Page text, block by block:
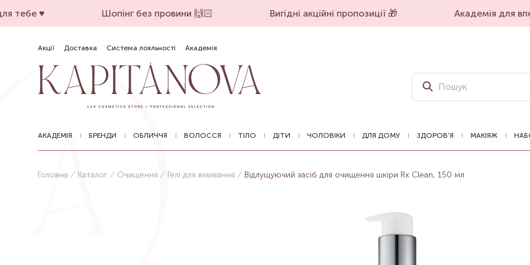
тебе ♥️ Шопінг без провини 🙌🏻 Вигідні акційні пропозиції 🎁 Академія для
Акції Доставка Система лояльності Академія
АКАДЕМІЯ БРЕНДИ ОБЛИЧЧЯ ВОЛОССЯ ТІЛО ДІТИ ЧОЛОВІКИ ДЛЯ ДОМУ ЗДОРОВ'Я МАКІЯЖ
Головна Каталог Очищення Гелі для вмивання Відлущуючий засіб для очищення шкіри Rx Clean, 150 мл